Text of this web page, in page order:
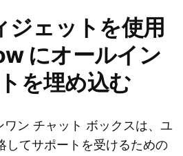
ェットを使用
にオールイン
を埋め込む
ン チャット ボックスは、ユ
してサポートを受けるための